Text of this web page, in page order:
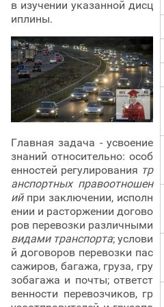
в изучении указанной дисц
иплины.
Главная задача - усвоение
знаний относительно: особ
енностей регулирования тр
анспортных правоотношен
ийпри заключении, исполн
ении и расторжении догово
ров перевозки различными
видами транспорта; услови
й договоров перевозки пас
сажиров, багажа, груза, гру
зобагажа и почты; ответст
венности перевозчиков, гр